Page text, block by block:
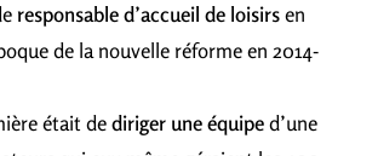
responsable d’accueil de loisirsen
de la nouvelle réforme en 2014-
était dediriger une équiped’une